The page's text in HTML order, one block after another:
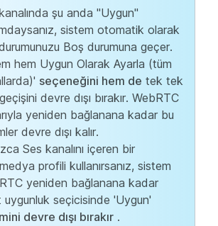
şu anda "Uygun"
sistem otomatik olarak
Boş durumuna geçer.
hem Uygun Olarak Ayarla (tüm
seçeneğini hem de tek tek
geçişini devre dışı bırakır. WebRTC
yeniden bağlanana kadar bu
devre dışı kalır.
Ses kanalını içeren bir
profili kullanırsanız, sistem
yeniden bağlanana kadar
uygunluk seçicisinde 'Uygun'
devre dışı bırakır .